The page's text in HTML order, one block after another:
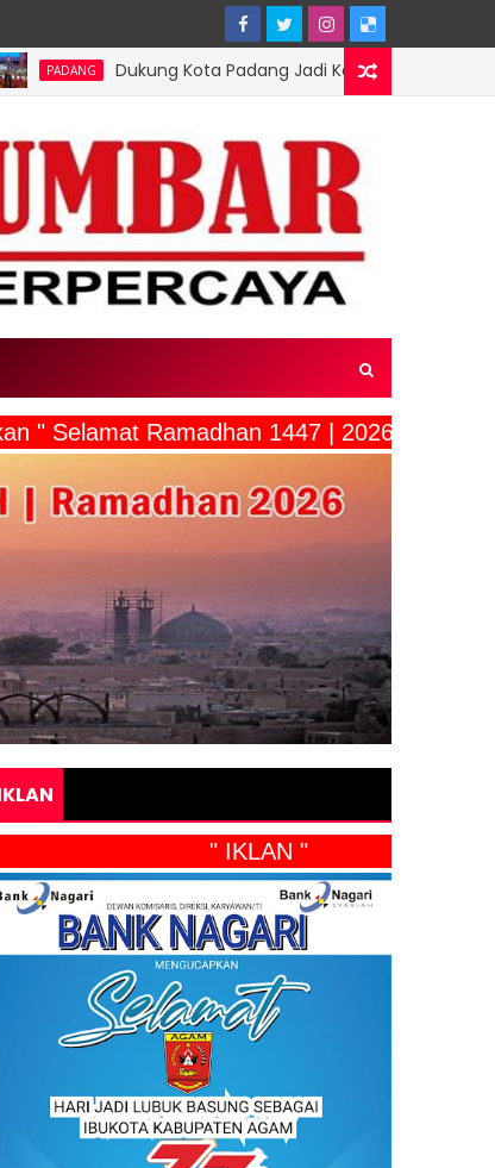
Kota Padang Jadi Kota Inovator, Kartu Registrasi
" Selamat Ramadhan 1447 | 2026"
" IKLAN "